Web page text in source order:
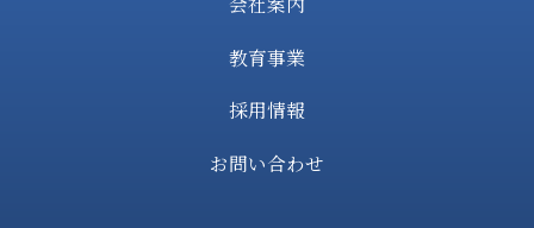
教育事業
採用情報
お問い合わせ